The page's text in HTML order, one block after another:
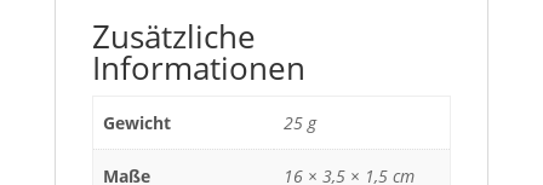
Zusätzliche
Informationen
Gewicht 25 g
Maße 16 × 3,5 × 1,5 cm